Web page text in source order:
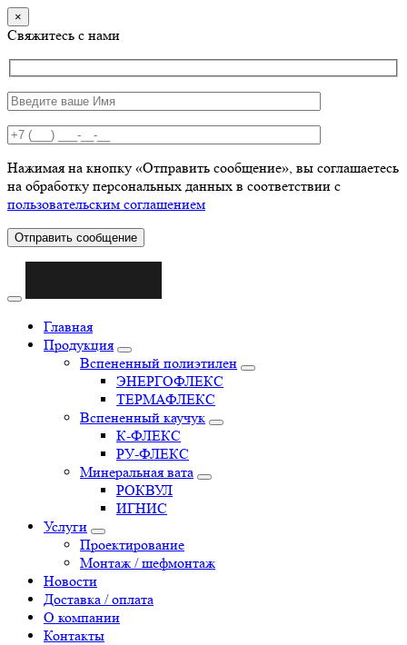
×
Свяжитесь с нами
Нажимая на кнопку «Отправить сообщение», вы соглашаетесь
на обработку персональных данных в соответствии с
пользовательским соглашением
Отправить сообщение
Главная
Продукция
Вспененный полиэтилен
ЭНЕРГОФЛЕКС
ТЕРМАФЛЕКС
Вспененный каучук
К-ФЛЕКС
РУ-ФЛЕКС
Минеральная вата
РОКВУЛ
ИГНИС
Услуги
Проектирование
Монтаж / шефмонтаж
Новости
Доставка / оплата
О компании
Контакты